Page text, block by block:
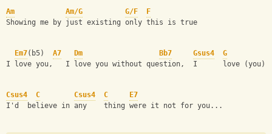
Am Am/G G/F
F
Showing me by just existing only this is true
Em7(b5) A7 Dm Bb7 Gsus4
G
I love you,   I love you without question,  I      love (you)
Csus4 C Csus4 C
E7
I'd  believe in any    thing were it not for you...